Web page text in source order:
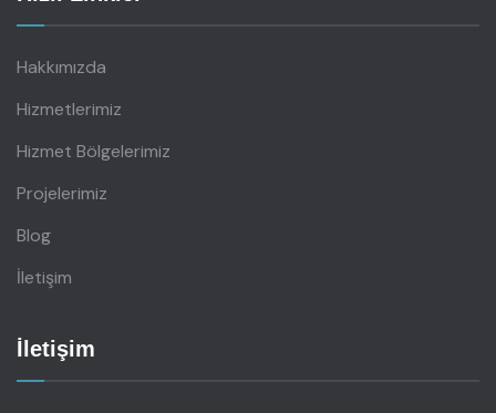
Hakkımızda
Hizmetlerimiz
Hizmet Bölgelerimiz
Projelerimiz
Blog
İletişim
İletişim